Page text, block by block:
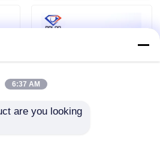
6:37 AM
are you looking